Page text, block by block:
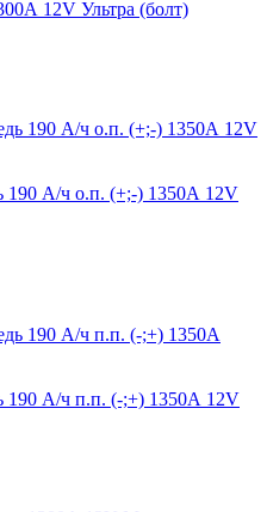
12V Ультра (болт)
190 А/ч о.п. (+;-) 1350А 12V
190 А/ч п.п. (-;+) 1350А 12V